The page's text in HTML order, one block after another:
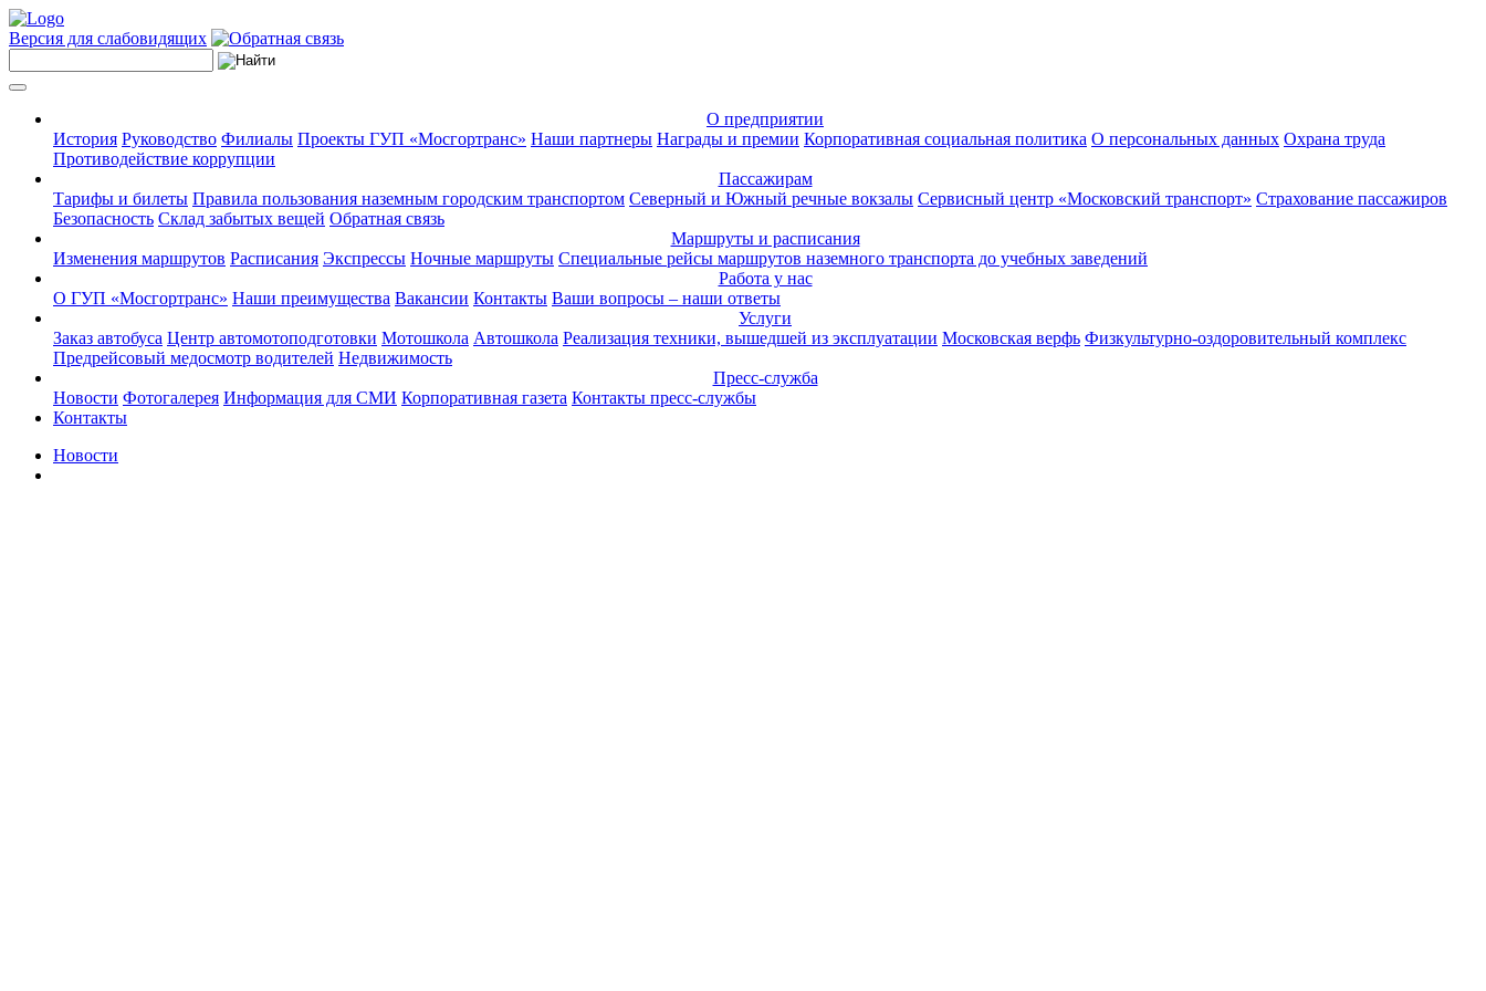
Версия для слабовидящих
О предприятии
История Руководство Филиалы Проекты ГУП «Мосгортранс» Наши партнеры Награды и премии Корпоративная социальная политика О персональных данных Охрана труда
Противодействие коррупции
Пассажирам
Тарифы и билеты Правила пользования наземным городским транспортом Северный и Южный речные вокзалы Сервисный центр «Московский транспорт» Страхование пассажиров
Безопасность Склад забытых вещей Обратная связь
Маршруты и расписания
Изменения маршрутов Расписания Экспрессы Ночные маршруты Специальные рейсы маршрутов наземного транспорта до учебных заведений
Работа у нас
О ГУП «Мосгортранс» Наши преимущества Вакансии Контакты Ваши вопросы – наши ответы
Услуги
Заказ автобуса Центр автомотоподготовки Мотошкола Автошкола Реализация техники, вышедшей из эксплуатации Московская верфь Физкультурно-оздоровительный комплекс
Предрейсовый медосмотр водителей Недвижимость
Пресс-служба
Новости Фотогалерея Информация для СМИ Корпоративная газета Контакты пресс-службы
Контакты
Новости